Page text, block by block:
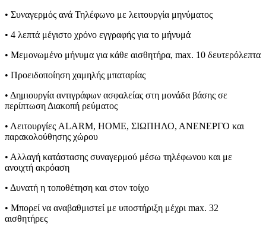
• Συναγερμός ανά Τηλέφωνο με λειτουργία μηνύματος
• 4 λεπτά μέγιστο χρόνο εγγραφής για το μήνυμά
• Μεμονωμένο μήνυμα για κάθε αισθητήρα, max. 10 δευτερόλεπτα
• Προειδοποίηση χαμηλής μπαταρίας
• Δημιουργία αντιγράφων ασφαλείας στη μονάδα βάσης σε
περίπτωση Διακοπή ρεύματος
• Λειτουργίες ALARM, HOME, ΣΙΩΠΗΛΟ, ΑΝΕΝΕΡΓΟ και
παρακολούθησης χώρου
• Αλλαγή κατάστασης συναγερμού μέσω τηλέφωνου και με
ανοιχτή ακρόαση
• Δυνατή η τοποθέτηση και στον τοίχο
• Μπορεί να αναβαθμιστεί με υποστήριξη μέχρι max. 32
αισθητήρες